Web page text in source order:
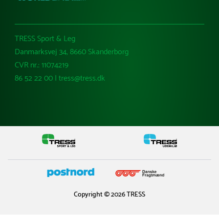
TRESS Sport & Leg
Danmarksvej 34, 8660 Skanderborg
CVR nr.: 11074219
86 52 22 00 | tress@tress.dk
Copyright © 2026 TRESS